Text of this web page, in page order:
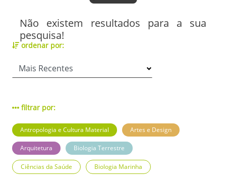
Não existem resultados para a sua
pesquisa!
ordenar por:
filtrar por:
Antropologia e Cultura Material Artes e Design
Arquitetura Biologia Terrestre
Ciências da Saúde Biologia Marinha